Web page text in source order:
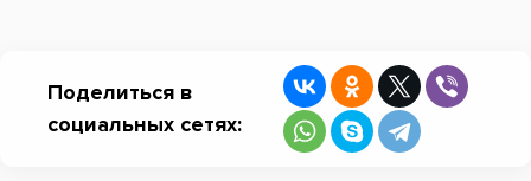
Поделиться в
социальных сетях: